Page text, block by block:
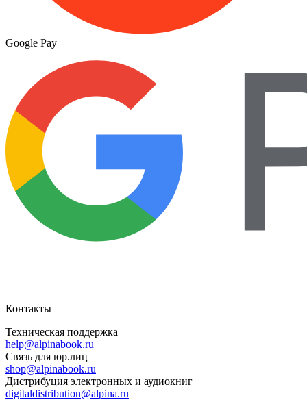
Google Pay
Контакты
Техническая поддержка
help@alpinabook.ru
Связь для юр.лиц
shop@alpinabook.ru
Дистрибуция электронных и аудиокниг
digitaldistribution@alpina.ru